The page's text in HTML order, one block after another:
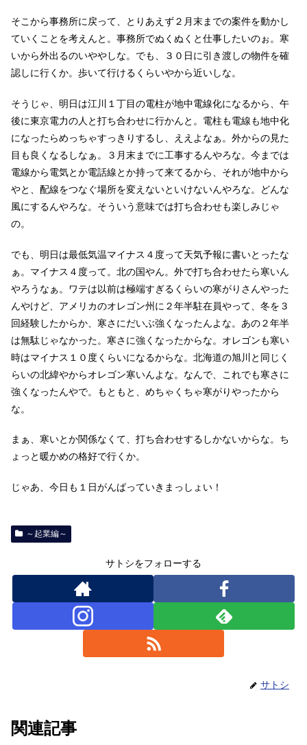
そこから事務所に戻って、とりあえず２月末までの案件を動かし
ていくことを考えんと。事務所でぬくぬくと仕事したいのぉ。寒
いから外出るのいややしな。でも、３０日に引き渡しの物件を確
認しに行くか。歩いて行けるくらいやから近いしな。
そうじゃ、明日は江川１丁目の電柱が地中電線化になるから、午
後に東京電力の人と打ち合わせに行かんと。電柱も電線も地中化
になったらめっちゃすっきりするし、ええよなぁ。外からの見た
目も良くなるしなぁ。３月末までに工事するんやろな。今までは
電線から電気とか電話線とか持って来てるから、それが地中から
やと、配線をつなぐ場所を変えないといけないんやろな。どんな
風にするんやろな。そういう意味では打ち合わせも楽しみじゃ
の。
でも、明日は最低気温マイナス４度って天気予報に書いとったな
ぁ。マイナス４度って。北の国やん。外で打ち合わせたら寒いん
やろうなぁ。ワテは以前は極端すぎるくらいの寒がりさんやった
んやけど、アメリカのオレゴン州に２年半駐在員やって、冬を３
回経験したからか、寒さにだいぶ強くなったんよな。あの２年半
は無駄じゃなかった。寒さに強くなったからな。オレゴンも寒い
時はマイナス１０度くらいになるからな。北海道の旭川と同じく
らいの北緯やからオレゴン寒いんよな。なんで、これでも寒さに
強くなったんやで。もともと、めちゃくちゃ寒がりやったから
な。
まぁ、寒いとか関係なくて、打ち合わせするしかないからな。ち
ょっと暖かめの格好で行くか。
じゃあ、今日も１日がんばっていきまっしょい！
～起業編～
サトシをフォローする
サトシ
関連記事